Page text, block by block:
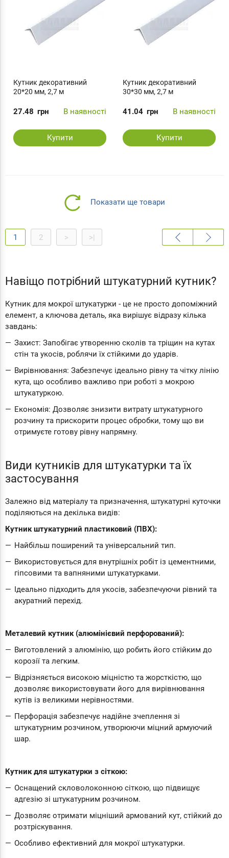
Кутник декоративний
20*20 мм, 2,7 м
27.48 грн В наявності
Купити
Кутник декоративний
30*30 мм, 2,7 м
41.04 грн В наявності
Купити
1 2 > >|
Показати ще товари
Навіщо потрібний штукатурний кутник?
Кутник для мокрої штукатурки - це не просто допоміжний
елемент, а ключова деталь, яка вирішує відразу кілька
завдань:
Захист: Запобігає утворенню сколів та тріщин на кутах
стін та укосів, роблячи їх стійкими до ударів.
Вирівнювання: Забезпечує ідеально рівну та чітку лінію
кута, що особливо важливо при роботі з мокрою
штукатуркою.
Економія: Дозволяє знизити витрату штукатурного
розчину та прискорити процес обробки, тому що ви
отримуєте готову рівну напрямну.
Види кутників для штукатурки та їх
застосування
Залежно від матеріалу та призначення, штукатурні куточки
поділяються на декілька видів:
Кутник штукатурний пластиковий (ПВХ):
Найбільш поширений та універсальний тип.
Використовується для внутрішніх робіт із цементними,
гіпсовими та вапняними штукатурками.
Ідеально підходить для укосів, забезпечуючи рівний та
акуратний перехід.
Металевий кутник (алюмінієвий перфорований):
Виготовлений з алюмінію, що робить його стійким до
корозії та легким.
Відрізняється високою міцністю та жорсткістю, що
дозволяє використовувати його для вирівнювання
кутів із великими нерівностями.
Перфорація забезпечує надійне зчеплення зі
штукатурним розчином, утворюючи міцний армуючий
шар.
Кутник для штукатурки з сіткою:
Оснащений скловолоконною сіткою, що підвищує
адгезію зі штукатурним розчином.
Дозволяє отримати міцніший армований кут, стійкий до
розтріскування.
Особливо ефективний для мокрої штукатурки.